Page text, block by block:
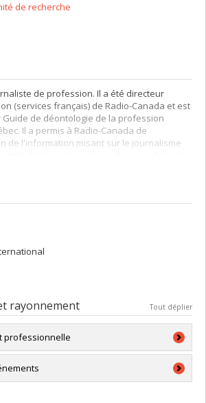
de recherche
de profession. Il a été directeur
(services français) de Radio-Canada et est
de déontologie de la profession
Il a permis à Radio-Canada de
de l'information misant sur le journalisme
occulte et d'autres sujets d'intérêt.
rayonnement Tout déplier
professionnelle
Canal Savoir chaque année de plusieurs